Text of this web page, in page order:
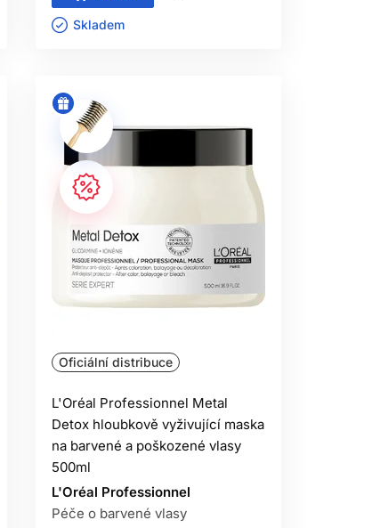
Skladem ㅤ
Oficiální distribuce
L'Oréal Professionnel Metal
Detox hloubkově vyživující maska
​​na barvené a poškozené vlasy
500ml
L'Oréal Professionnel
Péče o barvené vlasy